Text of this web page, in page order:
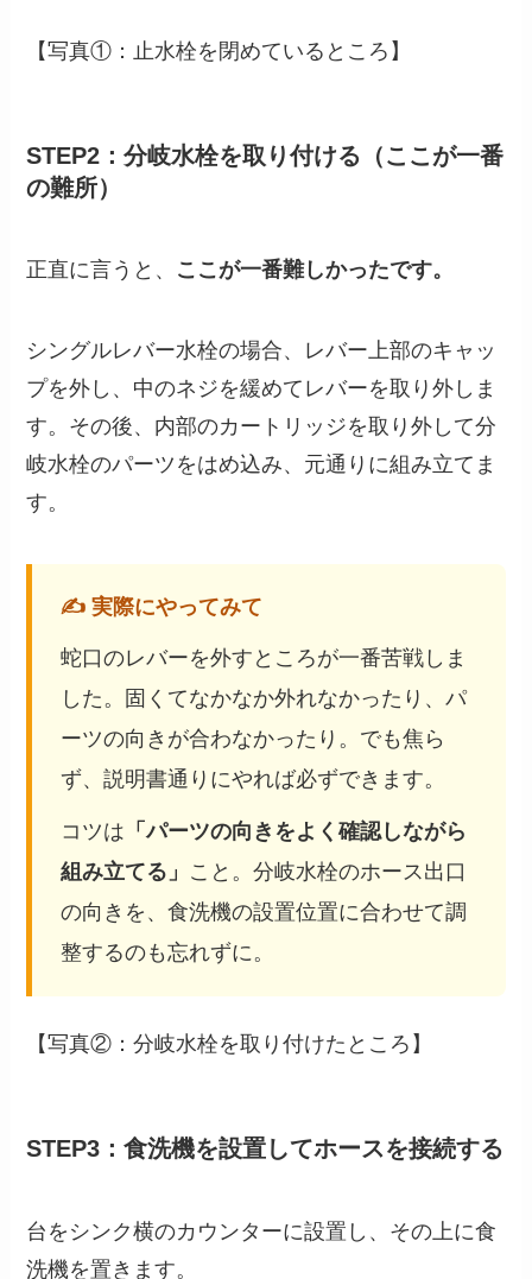
【写真①：止水栓を閉めているところ】
STEP2：分岐水栓を取り付ける（ここが一番
の難所）
正直に言うと、 ここが一番難しかったです。
シングルレバー水栓の場合、レバー上部のキャッ
プを外し、中のネジを緩めてレバーを取り外しま
す。その後、内部のカートリッジを取り外して分
岐水栓のパーツをはめ込み、元通りに組み立てま
す。
✍️ 実際にやってみて
蛇口のレバーを外すところが一番苦戦しま
した。固くてなかなか外れなかったり、パ
ーツの向きが合わなかったり。でも焦ら
ず、説明書通りにやれば必ずできます。
コツは 「パーツの向きをよく確認しながら
組み立てる」 こと。分岐水栓のホース出口
の向きを、食洗機の設置位置に合わせて調
整するのも忘れずに。
【写真②：分岐水栓を取り付けたところ】
STEP3：食洗機を設置してホースを接続する
台をシンク横のカウンターに設置し、その上に食
洗機を置きます。